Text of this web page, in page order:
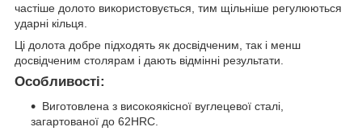
частіше долото використовується, тим щільніше регулюються
ударні кільця.
Ці долота добре підходять як досвідченим, так і менш
досвідченим столярам і дають відмінні результати.
Особливості:
Виготовлена з високоякісної вуглецевої сталі,
загартованої до 62HRC.